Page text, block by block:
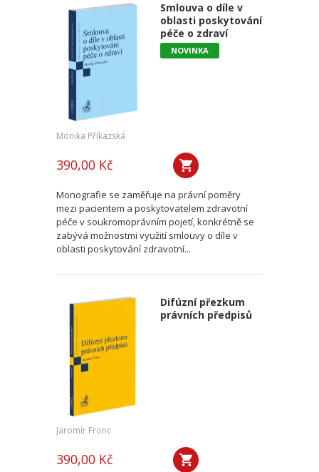
Smlouva o díle v
oblasti poskytování
péče o zdraví
NOVINKA
Monika Příkazská
390,00 Kč
Monografie se zaměřuje na právní poměry
mezi pacientem a poskytovatelem zdravotní
péče v soukromoprávním pojetí, konkrétně se
zabývá možnostmi využití smlouvy o díle v
oblasti poskytování zdravotní...
Difúzní přezkum
právních předpisů
Jaromír Fronc
390,00 Kč